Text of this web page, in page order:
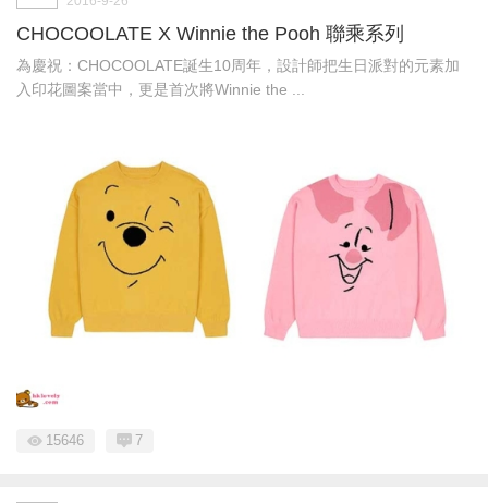
CHOCOOLATE X Winnie the Pooh 聯乘系列
為慶祝：CHOCOOLATE誕生10周年，設計師把生日派對的元素加
入印花圖案當中，更是首次將Winnie the ...
15646 7